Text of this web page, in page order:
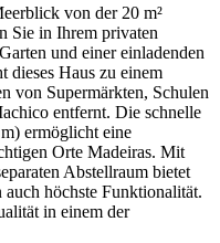
von der 20 m²
Sie in Ihrem privaten
und einer einladenden
dieses Haus zu einem
von Supermärkten, Schulen
entfernt. Die schnelle
ermöglicht eine
Orte Madeiras. Mit
Abstellraum bietet
höchste Funktionalität.
in einem der